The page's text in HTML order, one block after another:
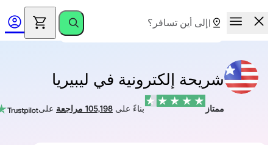
شريحة إلكترونية في ليبيريا
بناءً على105,198 مراجعة على